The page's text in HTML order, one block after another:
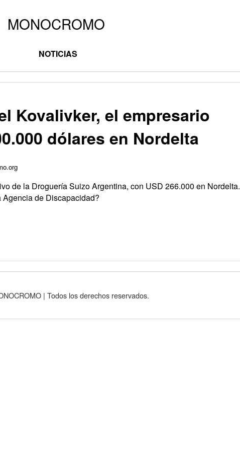
NOTICIAS
Kovalivker, el empresario
dólares en Nordelta
de la Droguería Suizo Argentina, con USD 266.000 en Nordelta.
de Discapacidad?
| Todos los derechos reservados.